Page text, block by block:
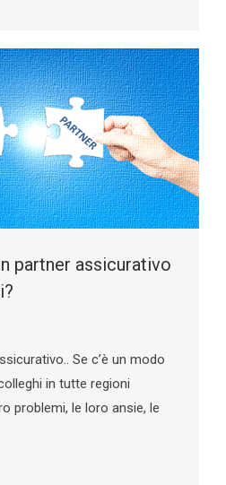
partner assicurativo
Se c’è un modo
in tutte regioni
problemi, le loro ansie, le